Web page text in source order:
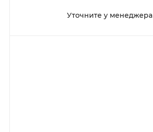
Уточните у менеджера